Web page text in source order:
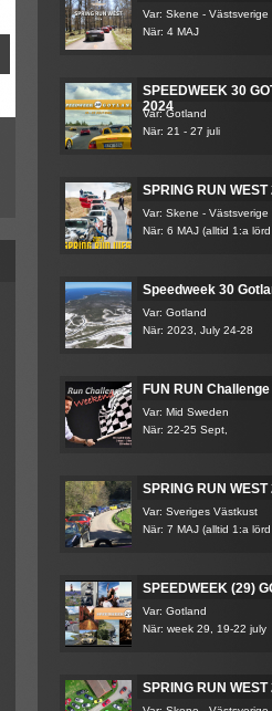
Var: Skene - Västsverige
När: 4 MAJ
SPEEDWEEK 30
2024
Var: Gotland
När: 21 - 27 juli
SPRING RUN WEST
Var: Skene - Västsverige
När: 6 MAJ (alltid 1:a lörd
Speedweek 30
Var: Gotland
När: 2023, July 24-28
FUN RUN
Var: Mid Sweden
När: 22-25 Sept,
SPRING RUN WEST
Var: Sveriges Västkust
När: 7 MAJ (alltid 1:a lörd
SPEEDWEEK (29)
Var: Gotland
När: week 29, 19-22 july
SPRING RUN WEST